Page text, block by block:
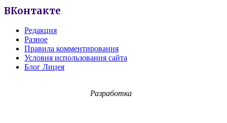
ВКонтакте
Редакция
Разное
Правила комментирования
Условия использования сайта
Блог Лицея
Разработка